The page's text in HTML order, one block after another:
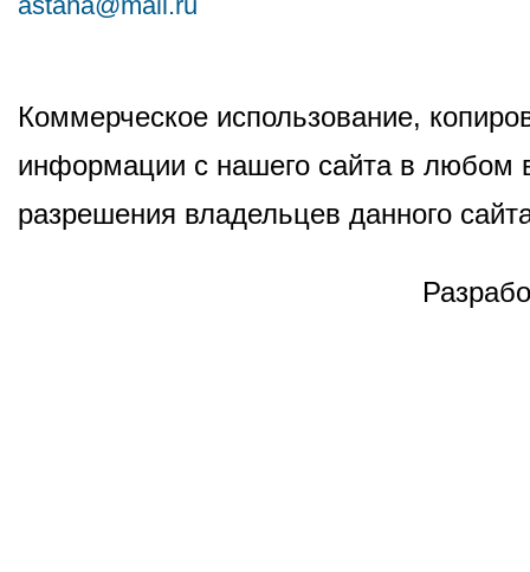
Коммерческое использование,
информации с нашего сайта в любом
разрешения владельцев данного